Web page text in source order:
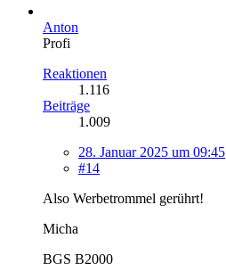
Anton
Profi
Reaktionen
1.116
Beiträge
1.009
28. Januar 2025 um 09:45
#14
Also Werbetrommel gerührt!
Micha
BGS B2000